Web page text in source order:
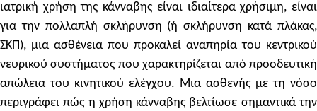
ιατρική χρήση της κάνναβης είναι ιδιαίτερα χρήσιμη, είναι
για την πολλαπλή σκλήρυνση (ή σκλήρυνση κατά πλάκας,
ΣΚΠ), μια ασθένεια που προκαλεί αναπηρία του κεντρικού
νευρικού συστήματος που χαρακτηρίζεται από προοδευτική
απώλεια του κινητικού ελέγχου. Μια ασθενής με τη νόσο
περιγράφει πώς η χρήση κάνναβης βελτίωσε σημαντικά την